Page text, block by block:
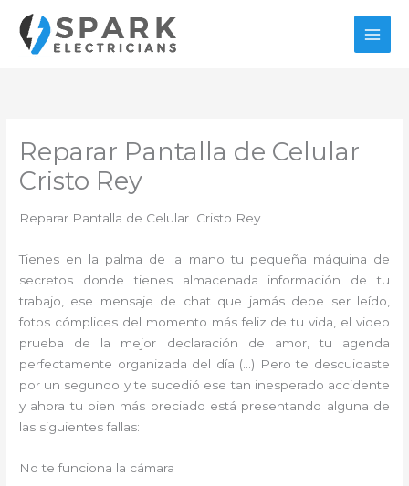
contenido
Reparar Pantalla de Celular
Cristo Rey
Reparar Pantalla de Celular Cristo Rey
Tienes en la palma de la mano tu pequeña máquina de
secretos donde tienes almacenada información de tu
trabajo, ese mensaje de chat que jamás debe ser leído,
fotos cómplices del momento más feliz de tu vida, el video
prueba de la mejor declaración de amor, tu agenda
perfectamente organizada del día (…) Pero te descuidaste
por un segundo y te sucedió ese tan inesperado accidente
y ahora tu bien más preciado está presentando alguna de
las siguientes fallas:
No te funciona la cámara